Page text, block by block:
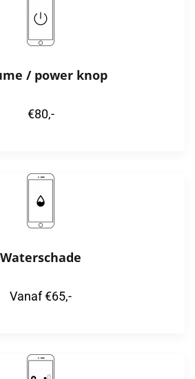
/ power knop
€80,-
Waterschade
Vanaf €65,-